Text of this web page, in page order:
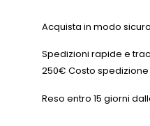
Acquista in modo
Spedizioni rapide e
250€ Costo
Reso entro 15 giorni